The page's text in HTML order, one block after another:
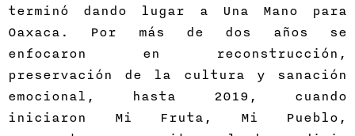
terminó dando lugar a Una Mano para
Oaxaca. Por más de dos años se
enfocaron en reconstrucción,
preservación de la cultura y sanación
emocional, hasta 2019, cuando
iniciaron Mi Fruta, Mi Pueblo,